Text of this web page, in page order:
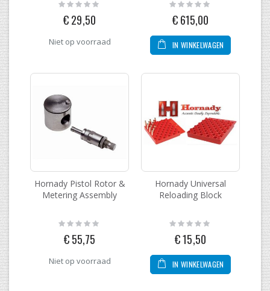
Rating:
0%
€ 29,50
Niet op voorraad
Rating:
0%
€ 615,00
IN WINKELWAGEN
Hornady Pistol Rotor &
Metering Assembly
Rating:
0%
€ 55,75
Niet op voorraad
Hornady Universal
Reloading Block
Rating:
0%
€ 15,50
IN WINKELWAGEN